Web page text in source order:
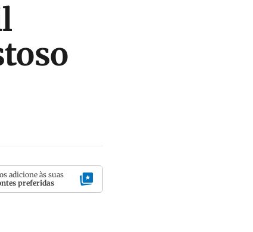
adicione às suas
preferidas